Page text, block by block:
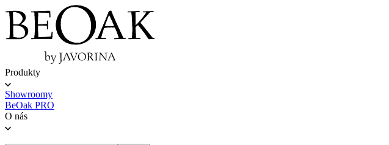
Produkty
Showroomy
BeOak PRO
O nás